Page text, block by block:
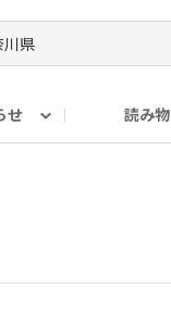
せ 読み物